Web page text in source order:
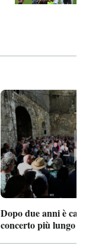
Dopo due anni è
concerto più lungo